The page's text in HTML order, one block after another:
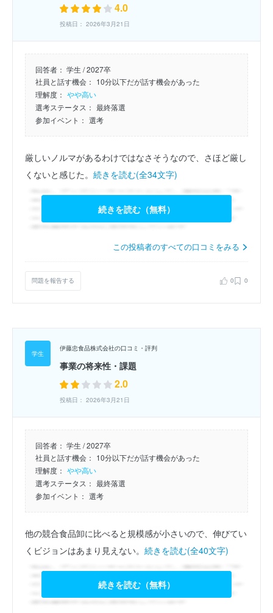
4.0
投稿日： 2026年3月21日
回答者： 学生 / 2027卒
社員と話す機会： 10分以下だが話す機会があった
理解度： やや高い
選考ステータス： 最終落選
参加イベント： 選考
厳しいノルマがあるわけではなさそうなので、さほど厳し
くないと感じた。 続きを読む(全34文字)
続きを読む（無料）
この投稿者のすべての口コミをみる
問題を報告する 0 0
伊藤忠食品株式会社の口コミ・評判
事業の将来性・課題
2.0
投稿日： 2026年3月21日
回答者： 学生 / 2027卒
社員と話す機会： 10分以下だが話す機会があった
理解度： やや高い
選考ステータス： 最終落選
参加イベント： 選考
他の競合食品卸に比べると規模感が小さいので、伸びてい
くビジョンはあまり見えない。 続きを読む(全40文字)
続きを読む（無料）